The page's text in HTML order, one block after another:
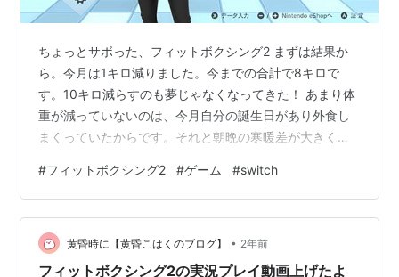
ちょっとサボった、フィットボクシング2 まずは結果か
ら。今月は1キロ減りました。今までの合計で8キロで
す。10キロ減らすのも夢じゃなくなってきた！ あまり体
重が減っていないのは、今月自分の誕生日があり外食し
まくっていたからです。それと朝晩の寒暖差が大きくな
グをやっていますが、朝全然起きれなくなってしまって4
日間サボってしまいました（デイリーやらなくても継続
できる裏技があるけど、ちゃんと記録を残したいのでや
っていません） あとモチベがちょっとだけ下がる出来事
が、アッパーが反応しない…！！！今月なぜかアッパー
#フィットボクシング2 #ゲーム #switch
黄昏時に【黄昏こはくのブログ】 • 2年前
フィットボクシング2の実況プレイ動画上げたよ